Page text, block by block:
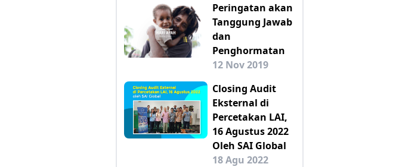
Peringatan akan
Tanggung Jawab
dan
Penghormatan
12 Nov 2019
Closing Audit
Eksternal di
Percetakan LAI,
16 Agustus 2022
Oleh SAI Global
18 Agu 2022